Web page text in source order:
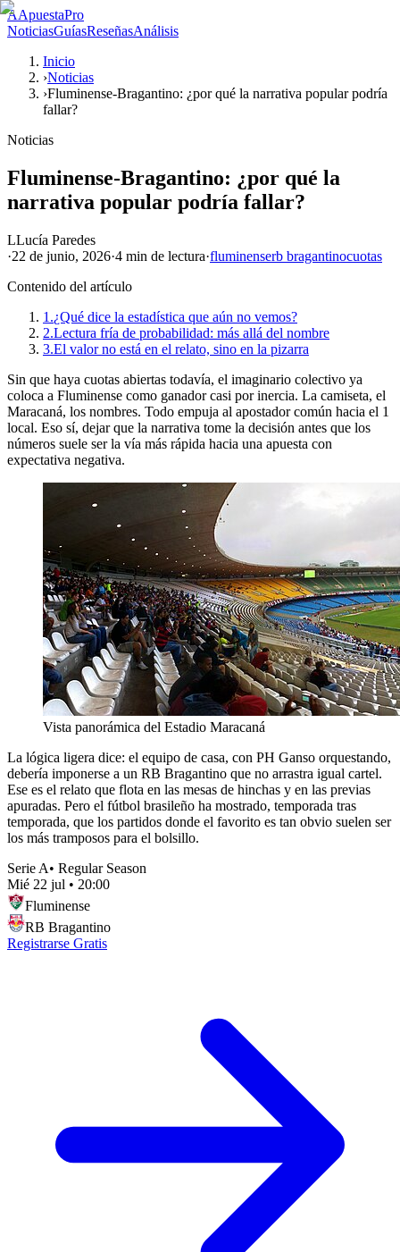
AApuestaPro
NoticiasGuíasReseñasAnálisis
Inicio
›Noticias
›Fluminense-Bragantino: ¿por qué la narrativa popular podría
fallar?
Noticias
Fluminense-Bragantino: ¿por qué la
narrativa popular podría fallar?
LLucía Paredes
·22 de junio, 2026·4 min de lectura·fluminenserb bragantinocuotas
Contenido del artículo
1.¿Qué dice la estadística que aún no vemos?
2.Lectura fría de probabilidad: más allá del nombre
3.El valor no está en el relato, sino en la pizarra
Sin que haya cuotas abiertas todavía, el imaginario colectivo ya
coloca a Fluminense como ganador casi por inercia. La camiseta, el
Maracaná, los nombres. Todo empuja al apostador común hacia el 1
local. Eso sí, dejar que la narrativa tome la decisión antes que los
números suele ser la vía más rápida hacia una apuesta con
expectativa negativa.
Vista panorámica del Estadio Maracaná
La lógica ligera dice: el equipo de casa, con PH Ganso orquestando,
debería imponerse a un RB Bragantino que no arrastra igual cartel.
Ese es el relato que flota en las mesas de hinchas y en las previas
apuradas. Pero el fútbol brasileño ha mostrado, temporada tras
temporada, que los partidos donde el favorito es tan obvio suelen ser
los más tramposos para el bolsillo.
Serie A• Regular Season
Mié 22 jul • 20:00
Fluminense
RB Bragantino
Registrarse Gratis